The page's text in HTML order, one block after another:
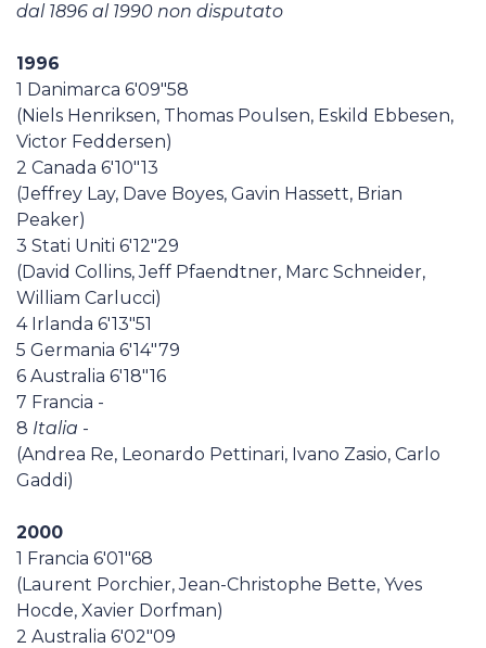
Casa Italia
News
Media
dal 1896 al 1990 non disputato
1996
1 Danimarca 6'09"58
(Niels Henriksen, Thomas Poulsen, Eskild Ebbesen,
Victor Feddersen)
2 Canada 6'10"13
(Jeffrey Lay, Dave Boyes, Gavin Hassett, Brian
Peaker)
3 Stati Uniti 6'12"29
(David Collins, Jeff Pfaendtner, Marc Schneider,
William Carlucci)
4 Irlanda 6'13"51
5 Germania 6'14"79
6 Australia 6'18"16
7 Francia -
8 Italia -
(Andrea Re, Leonardo Pettinari, Ivano Zasio, Carlo
Gaddi)
2000
1 Francia 6'01"68
(Laurent Porchier, Jean-Christophe Bette, Yves
Hocde, Xavier Dorfman)
2 Australia 6'02"09